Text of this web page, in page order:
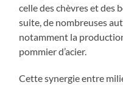
celle des chèvres et des
suite, de nombreuses
notamment la
pommier d’acier.
Cette synergie entre